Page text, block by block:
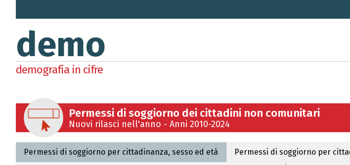
demo
demografia in cifre
Permessi di soggiorno dei cittadini non comunitari
Nuovi rilasci nell'anno - Anni 2010-2024
Permessi di soggiorno per cittadinanza, sesso ed età Permessi di soggiorno per